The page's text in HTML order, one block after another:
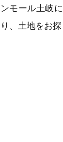
ンモール土岐
り、土地をお